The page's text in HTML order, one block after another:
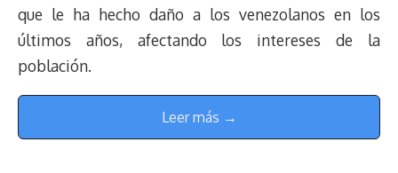
que le ha hecho daño a los venezolanos en los
últimos años, afectando los intereses de la
población.
Leer más →